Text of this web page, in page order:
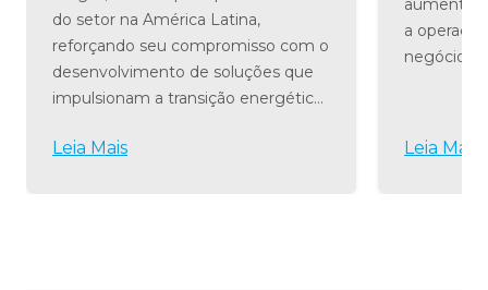
do setor na América Latina,
reforçando seu compromisso com o
desenvolvimento de soluções que
impulsionam a transição energética
realizado nos dias 11 e 12 de agosto,
Leia Mais
aumentar
a
negócio
Leia Mais